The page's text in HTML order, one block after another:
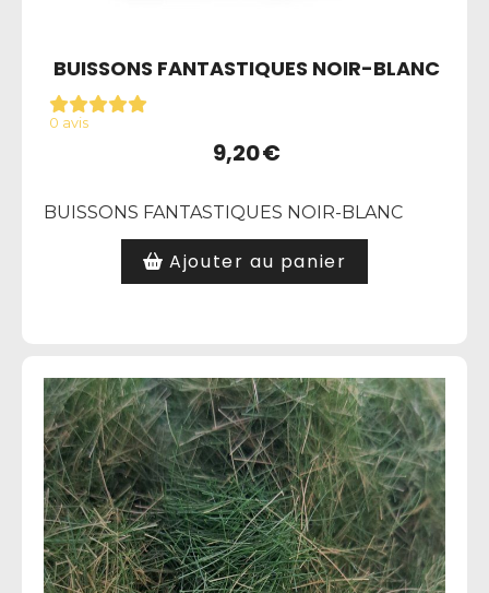
BUISSONS FANTASTIQUES NOIR-BLANC
0 avis
9,20€
BUISSONS FANTASTIQUES NOIR-BLANC
Ajouter au panier